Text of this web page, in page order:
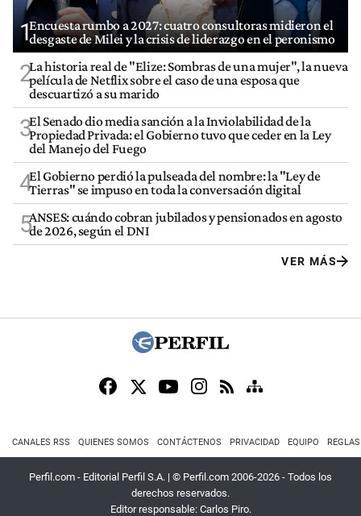
1Encuesta rumbo a 2027: cuatro consultoras midieron el
desgaste de Milei y la crisis de liderazgo en el peronismo
2La historia real de "Elize: Sombras de una mujer", la nueva
película de Netflix sobre el caso de una esposa que
descuartizó a su marido
3El Senado dio media sanción a la Inviolabilidad de la
Propiedad Privada: el Gobierno tuvo que ceder en la Ley
del Manejo del Fuego
4El Gobierno perdió la pulseada del nombre: la "Ley de
Tierras" se impuso en toda la conversación digital
5ANSES: cuándo cobran jubilados y pensionados en agosto
de 2026, según el DNI
VER MÁS
CANALES RSS QUIENES SOMOS CONTÁCTENOS PRIVACIDAD EQUIPO
Perfil.com - Editorial Perfil S.A. | © Perfil.com 2006-2026 - Todos los
derechos reservados.
Editor responsable: Carlos Piro.